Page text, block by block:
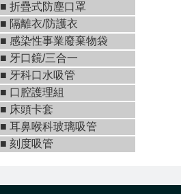
■ 折疊式防塵口罩
■ 隔離衣/防護衣
■ 感染性事業廢棄物袋
■ 牙口鏡/三合一
■ 牙科口水吸管
■ 口腔護理組
■ 床頭卡套
■ 耳鼻喉科玻璃吸管
■ 刻度吸管